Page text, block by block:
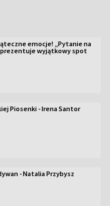
emocje! „Pytanie na
prezentuje wyjątkowy spot
Piosenki - Irena Santor
- Natalia Przybysz